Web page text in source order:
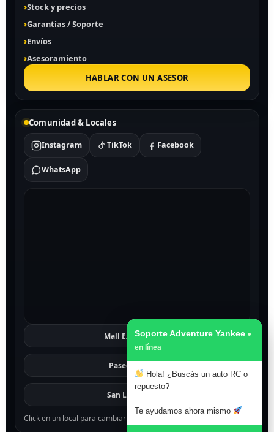
Stock y precios
Garantías / Soporte
Envíos
Asesoramiento
HABLAR CON UN ASESOR
Comunidad & Locales
Instagram TikTok Facebook
WhatsApp
Mall Excelsior Ver
Paseo 1811
San Lorenzo
Click en un local para cambiar el mapa.
Soporte Adventure Yankee
Hola! ¿Buscás un auto RC o
repuesto?
Te ayudamos ahora mismo